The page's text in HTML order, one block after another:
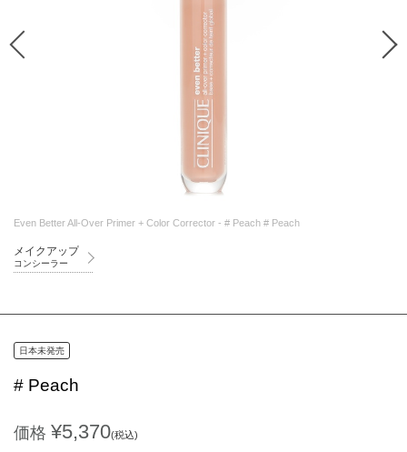
Even Better All-Over Primer + Color Corrector - # Peach # Peach
メイクアップ
コンシーラー
日本未発売
# Peach
価格 ¥5,370(税込)